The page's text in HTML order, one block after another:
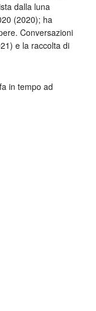
dalla luna
(2020); ha
Conversazioni
e la raccolta di
in tempo ad